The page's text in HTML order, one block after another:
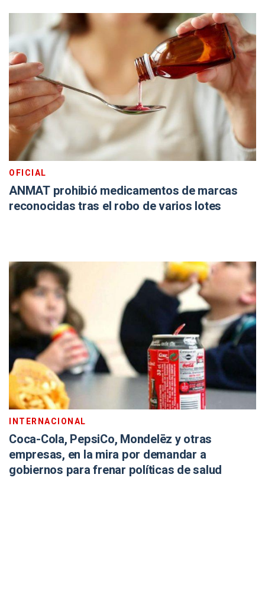
OFICIAL
ANMAT prohibió medicamentos de marcas
reconocidas tras el robo de varios lotes
INTERNACIONAL
Coca-Cola, PepsiCo, Mondelēz y otras
empresas, en la mira por demandar a
gobiernos para frenar políticas de salud